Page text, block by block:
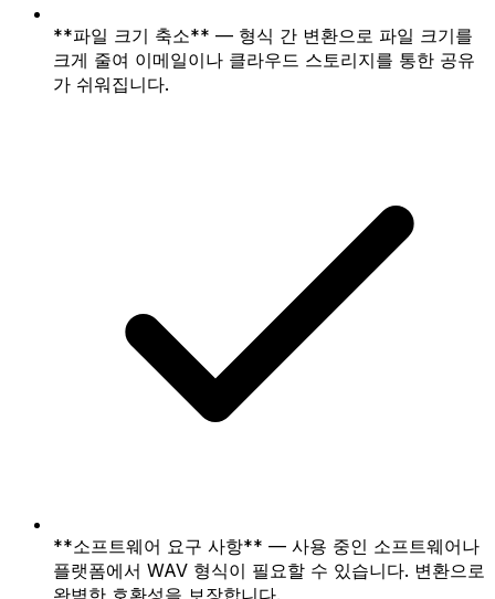
**파일 크기 축소** — 형식 간 변환으로 파일 크기를
크게 줄여 이메일이나 클라우드 스토리지를 통한 공유
가 쉬워집니다.
**소프트웨어 요구 사항** — 사용 중인 소프트웨어나
플랫폼에서 WAV 형식이 필요할 수 있습니다. 변환으로
완벽한 호환성을 보장합니다.